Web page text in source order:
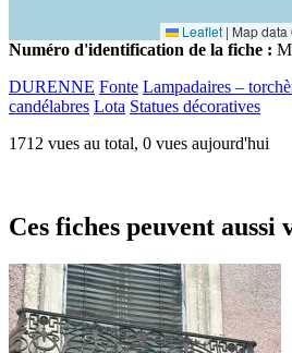
Leaflet | Map
Numéro d'identification de la fiche :
DURENNE Fonte Lampadaires –
candélabres Lota Statues décoratives
1712 vues au total, 0 vues aujourd'hui
Ces fiches peuvent aussi